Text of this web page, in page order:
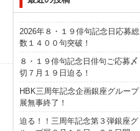
2026年８・１９俳句記念日応募総
数１４００句突破！
８・１９俳句記念日俳句ご応募〆
切７月１９日迫る！
HBK三周年記念企画銀座グループ
展無事終了！
迫る！！三周年記念第３弾銀座グ